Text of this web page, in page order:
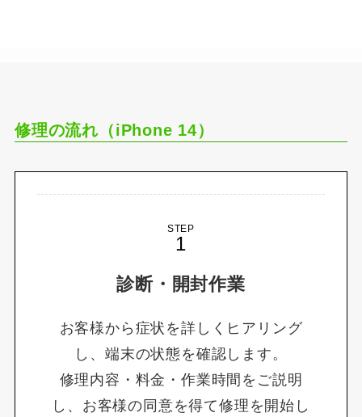
修理の流れ（iPhone 14）
STEP
診断・開封作業
お客様から症状を詳しくヒアリング
し、端末の状態を確認します。
修理内容・料金・作業時間をご説明
し、お客様の同意を得て修理を開始し